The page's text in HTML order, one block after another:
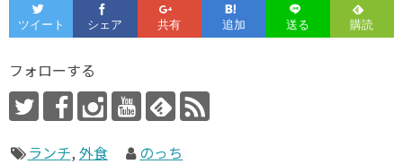
フォローする
ランチ, 外食 のっち